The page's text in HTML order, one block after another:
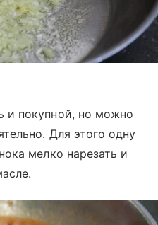
и покупной, но можно
Для этого одну
мелко нарезать и